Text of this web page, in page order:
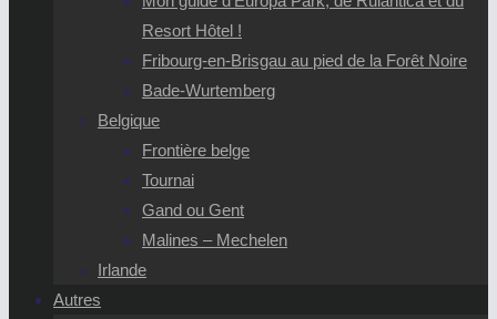
Resort Hôtel !
Fribourg-en-Brisgau au pied de la Forêt Noire
Bade-Wurtemberg
Belgique
Frontière belge
Tournai
Gand ou Gent
Malines – Mechelen
Irlande
Autres